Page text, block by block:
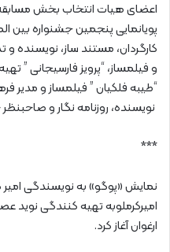
اعضای هیات انتخاب بخش
پویانمایی پنجمین جشنواره بین
کارگردان، مستند ساز، نویسنده و
و فیلمساز، “پرویز فارسیجانی ”
“طیبه فلکیان ” فیلمساز و مدیر
نویسنده، روزنامه نگار و
***
نمایش «پوگو» به نویسندگی امیر
امیرکرملوبه تهیه کنندگی نوید
ارغوان آغاز کرد.